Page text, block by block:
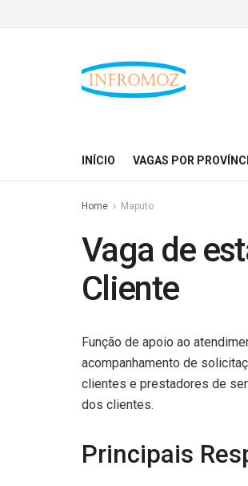
INÍCIO VAGAS POR
Home Maputo
Vaga de
Cliente
Função de apoio ao
acompanhamento de
clientes e prestadores de
dos clientes.
Principais